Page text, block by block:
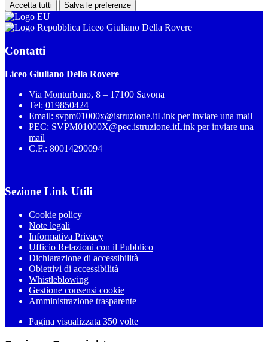
Accetta tutti Salva le preferenze
Liceo Giuliano Della Rovere
Contatti
Liceo Giuliano Della Rovere
Via Monturbano, 8 – 17100 Savona
Tel: 019850424
Email: svpm01000x@istruzione.itLink per inviare una mail
PEC: SVPM01000X@pec.istruzione.itLink per inviare una
mail
C.F.: 80014290094
Sezione Link Utili
Cookie policy
Note legali
Informativa Privacy
Ufficio Relazioni con il Pubblico
Dichiarazione di accessibilità
Obiettivi di accessibilità
Whistleblowing
Gestione consensi cookie
Amministrazione trasparente
Pagina visualizzata 350 volte